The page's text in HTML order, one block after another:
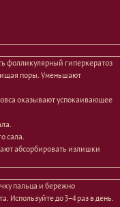
фолликулярный гиперкератоз
поры. Уменьшают
оказывают успокаивающее
сала.
абсорбировать излишки
пальца и бережно
Используйте до 3−4 раз в день.